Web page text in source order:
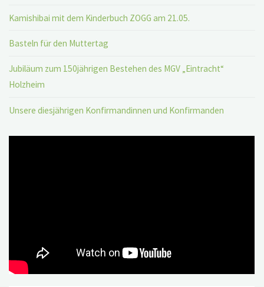
Kamishibai mit dem Kinderbuch ZOGG am 21.05.
Basteln für den Muttertag
Jubiläum zum 150jährigen Bestehen des MGV „Eintracht“
Holzheim
Unsere diesjährigen Konfirmandinnen und Konfirmanden